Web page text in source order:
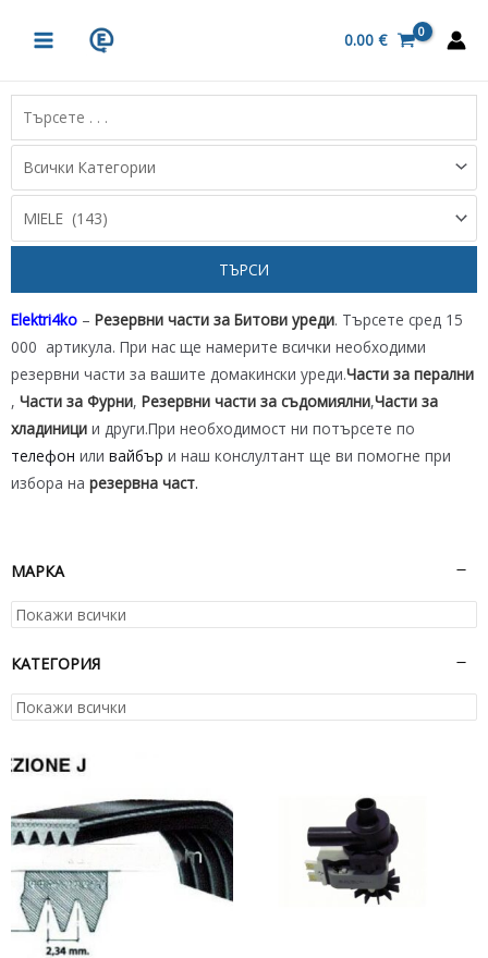
MENU
0.00 €
Elektri4ko – Резервни части за Битови уреди. Търсете сред 15
000 артикула. При нас ще намерите всички необходими
резервни части за вашите домакински уреди.Части за перални
, Части за Фурни, Резервни части за съдомиялни,Части за
хладиници и други.При необходимост ни потърсете по
телефон или вайбър и наш конслултант ще ви помогне при
избора на резервна част.
МАРКА
КАТЕГОРИЯ